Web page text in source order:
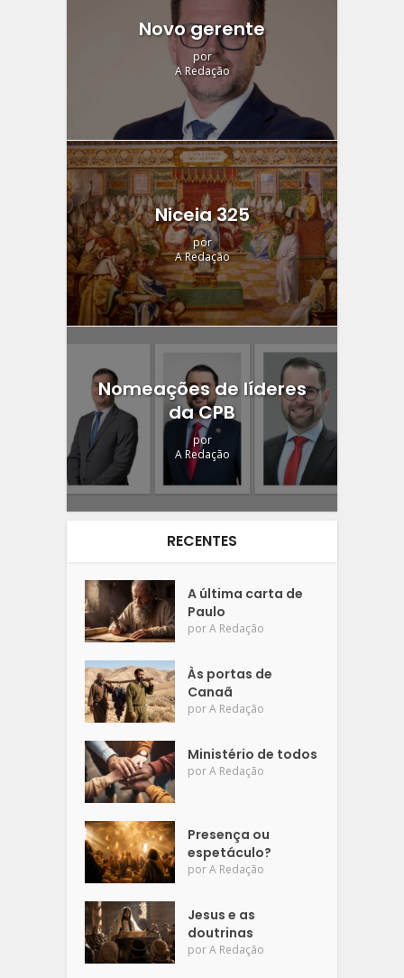
Novo gerente
por
A Redação
Niceia 325
por
A Redação
Nomeações de líderes
da CPB
por
A Redação
RECENTES
A última carta de
Paulo
porA Redação
Às portas de
Canaã
porA Redação
Ministério de todos
porA Redação
Presença ou
espetáculo?
porA Redação
Jesus e as
doutrinas
porA Redação